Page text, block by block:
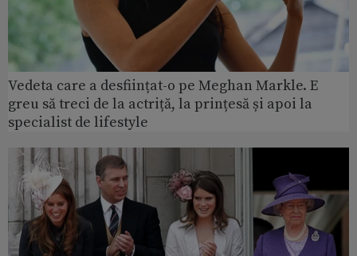
Vedeta care a desființat-o pe Meghan Markle. E
greu să treci de la actriță, la prințesă și apoi la
specialist de lifestyle